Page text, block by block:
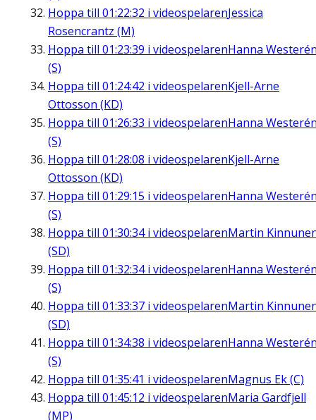
Hoppa till 01:22:32 i videospelarenJessica
Rosencrantz (M)
Hoppa till 01:23:39 i videospelarenHanna
(S)
Hoppa till 01:24:42 i videospelarenKjell-Arne
Ottosson (KD)
Hoppa till 01:26:33 i videospelarenHanna
(S)
Hoppa till 01:28:08 i videospelarenKjell-Arne
Ottosson (KD)
Hoppa till 01:29:15 i videospelarenHanna
(S)
Hoppa till 01:30:34i videospelarenMartin
(SD)
Hoppa till 01:32:34i videospelarenHanna
(S)
Hoppa till 01:33:37 i videospelarenMartin
(SD)
Hoppa till 01:34:38 i videospelarenHanna
(S)
Hoppa till 01:35:41 i videospelarenMagnus Ek (C)
Hoppa till 01:45:12 i videospelarenMaria Gardfjell
(MP)